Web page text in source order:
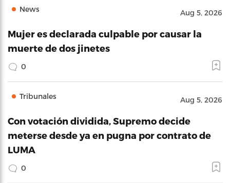
News Aug 5, 2026
Mujer es declarada culpable por causar la
muerte de dos jinetes
0
Tribunales Aug 5, 2026
Con votación dividida, Supremo decide
meterse desde ya en pugna por contrato de
LUMA
0